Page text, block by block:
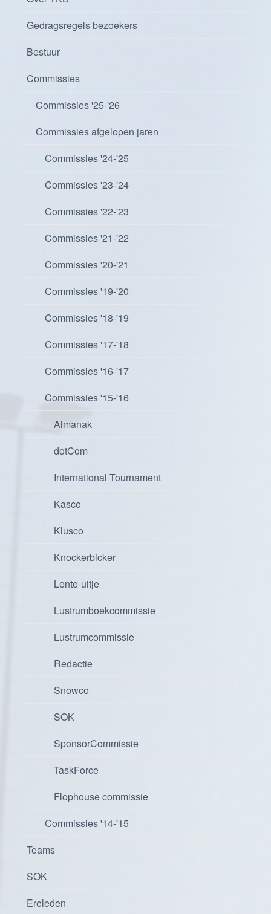
Gedragsregels bezoekers
Bestuur
Commissies
Commissies '25-'26
Commissies afgelopen jaren
Commissies '24-'25
Commissies '23-'24
Commissies '22-'23
Commissies '21-'22
Commissies '20-'21
Commissies '19-'20
Commissies '18-'19
Commissies '17-'18
Commissies '16-'17
Commissies '15-'16
Almanak
dotCom
International Tournament
Kasco
Klusco
Knockerbicker
Lente-uitje
Lustrumboekcommissie
Lustrumcommissie
Redactie
Snowco
SOK
SponsorCommissie
TaskForce
Flophouse commissie
Commissies '14-'15
Teams
SOK
Ereleden